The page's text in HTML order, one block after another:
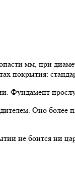
мм, при
покрытия:
Фундамент
Оно более
не боится ни